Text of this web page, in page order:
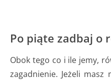
Po piąte zadbaj o
Obok tego co i ile jemy,
zagadnienie. Jeżeli